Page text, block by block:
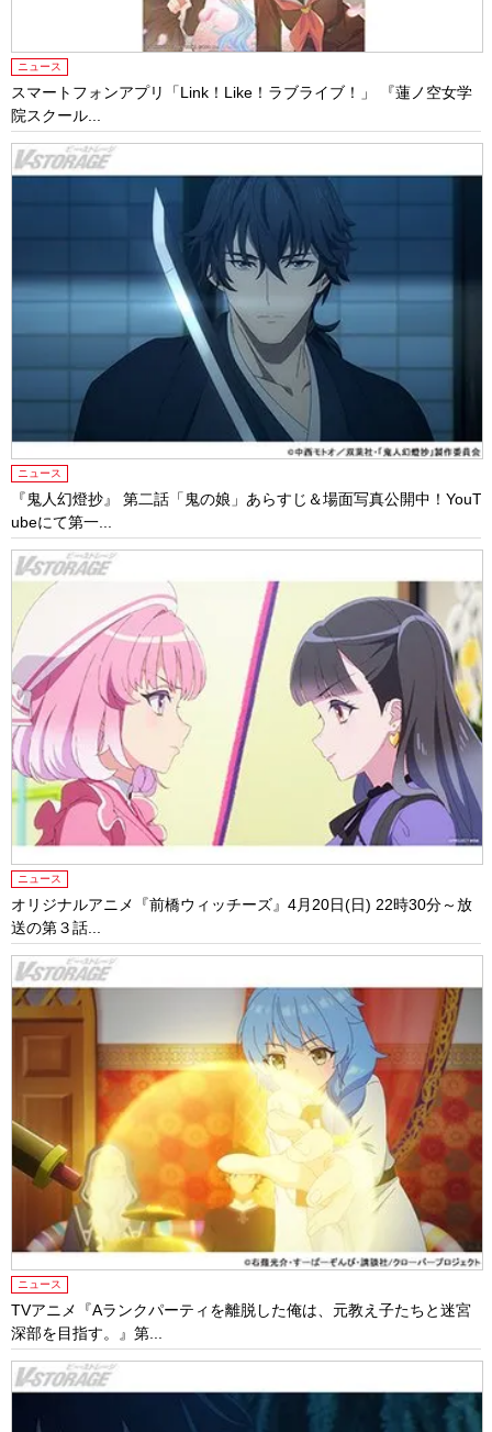
ニュース
スマートフォンアプリ「Link！Like！ラブライブ！」 『蓮ノ空女学
院スクール...
ニュース
『鬼人幻燈抄』 第二話「鬼の娘」あらすじ＆場面写真公開中！YouT
ubeにて第一...
ニュース
オリジナルアニメ『前橋ウィッチーズ』4月20日(日) 22時30分～放
送の第３話...
ニュース
TVアニメ『Aランクパーティを離脱した俺は、元教え子たちと迷宮
深部を目指す。』第...